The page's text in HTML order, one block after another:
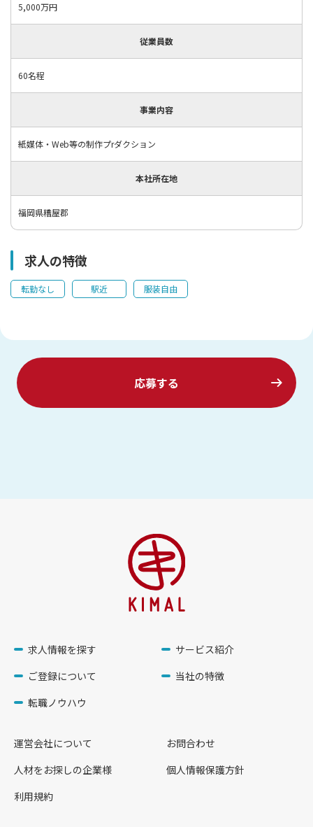
5,000万円
従業員数
60名程
事業内容
紙媒体・Web等の制作プrダクション
本社所在地
福岡県糟屋郡
求人の特徴
転勤なし 駅近 服装自由
応募する
求人情報を探す
サービス紹介
ご登録について
当社の特徴
転職ノウハウ
運営会社について
お問合わせ
人材をお探しの企業様
個人情報保護方針
利用規約